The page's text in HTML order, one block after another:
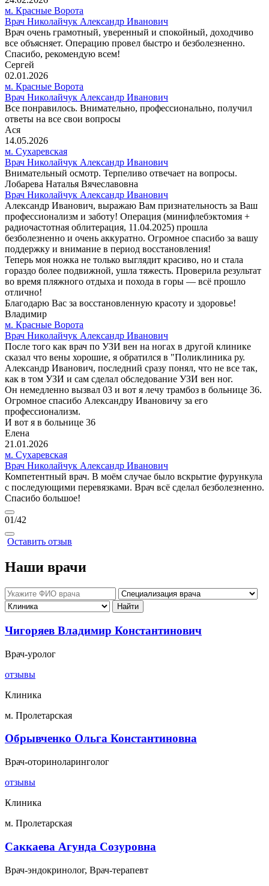
м. Красные Ворота
Врач Николайчук Александр Иванович
Врач очень грамотный, уверенный и спокойный, доходчиво
все объясняет. Операцию провел быстро и безболезненно.
Спасибо, рекомендую всем!
Сергей
02.01.2026
м. Красные Ворота
Врач Николайчук Александр Иванович
Все понравилось. Внимательно, профессионально, получил
ответы на все свои вопросы
Ася
14.05.2026
м. Сухаревская
Врач Николайчук Александр Иванович
Внимательный осмотр. Терпеливо отвечает на вопросы.
Лобарева Наталья Вячеславовна
Врач Николайчук Александр Иванович
Александр Иванович, выражаю Вам признательность за Ваш
профессионализм и заботу! Операция (минифлебэктомия +
радиочастотная облитерация, 11.04.2025) прошла
безболезненно и очень аккуратно. Огромное спасибо за вашу
поддержку и внимание в период восстановления!
Теперь моя ножка не только выглядит красиво, но и стала
гораздо более подвижной, ушла тяжесть. Проверила результат
во время пляжного отдыха и похода в горы — всё прошло
отлично!
Благодарю Вас за восстановленную красоту и здоровье!
Владимир
м. Красные Ворота
Врач Николайчук Александр Иванович
После того как врач по УЗИ вен на ногах в другой клинике
сказал что вены хорошие, я обратился в "Поликлиника ру.
Александр Иванович, последний сразу понял, что не все так,
как в том УЗИ и сам сделал обследование УЗИ вен ног.
Он немедленно вызвал 03 и вот я лечу трамбоз в больнице 36.
Огромное спасибо Александру Ивановичу за его
профессионализм.
И вот я в больнице 36
Елена
21.01.2026
м. Сухаревская
Врач Николайчук Александр Иванович
Компетентный врач. В моём случае было вскрытие фурункула
с последующими перевязками. Врач всё сделал безболезненно.
Спасибо большое!
01/42
Оставить отзыв
Наши врачи
Чигоряев Владимир Константинович
Врач-уролог
отзывы
Клиника
м. Пролетарская
Обрывченко Ольга Константиновна
Врач-оториноларинголог
отзывы
Клиника
м. Пролетарская
Саккаева Агунда Созуровна
Врач-эндокринолог, Врач-терапевт